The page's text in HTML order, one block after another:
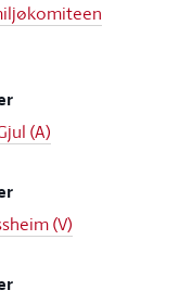
(A)
(V)